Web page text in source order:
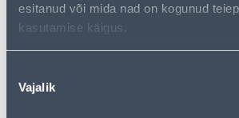
esitanud või mida nad on kogunud
kasutamise käigus.
valik
Vajalik
5 5